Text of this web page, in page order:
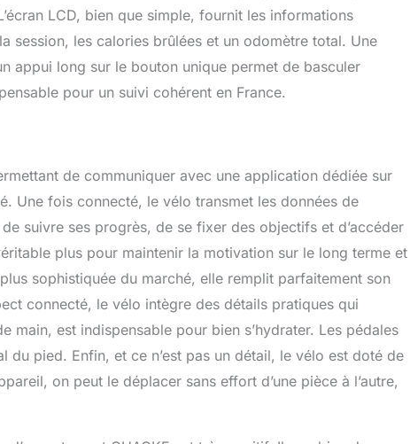
LCD, bien que simple, fournit les informations
session, les calories brûlées et un odomètre total. Une
appui long sur le bouton unique permet de basculer
pour un suivi cohérent en France.
de communiquer avec une application dédiée sur
Une fois connecté, le vélo transmet les données de
suivre ses progrès, de se fixer des objectifs et d’accéder
plus pour maintenir la motivation sur le long terme et
sophistiquée du marché, elle remplit parfaitement son
connecté, le vélo intègre des détails pratiques qui
main, est indispensable pour bien s’hydrater. Les pédales
pied. Enfin, et ce n’est pas un détail, le vélo est doté de
on peut le déplacer sans effort d’une pièce à l’autre,